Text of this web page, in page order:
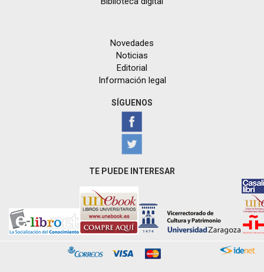
Novedades
Noticias
Editorial
Información legal
SÍGUENOS
TE PUEDE INTERESAR